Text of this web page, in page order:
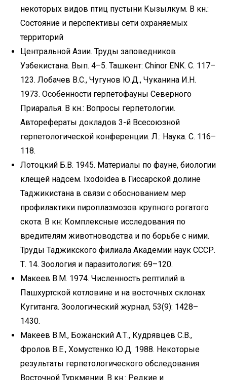
некоторых видов птиц пустыни Кызылкум. В кн.:
Состояние и перспективы сети охраняемых
территорий
Центральной Азии. Труды заповедников
Узбекистана. Вып. 4–5. Ташкент: Chinor ENK. С. 117–
123. Лобачев В.С., Чугунов Ю.Д., Чуканина И.Н.
1973. Особенности герпетофауны Северного
Приаралья. В кн.: Вопросы герпетологии.
Авторефераты докладов 3-й Всесоюзной
герпетологической конференции. Л.: Наука. С. 116–
118.
Лотоцкий Б.В. 1945. Материалы по фауне, биологии
клещей надсем. Iхоdoidea в Гиссарской долине
Таджикистана в связи с обоснованием мер
профилактики пироплазмозов крупного рогатого
скота. В кн: Комплексные исследования по
вредителям животноводства и по борьбе с ними.
Труды Таджикского филиала Академии наук СССР.
Т. 14. Зоология и паразитология: 69–120.
Макеев В.М. 1974. Численность рептилий в
Пашхуртской котловине и на восточных склонах
Кугитанга. Зоологический журнал, 53(9): 1428–
1430.
Макеев В.М., Божанский А.Т., Кудрявцев С.В.,
Фролов В.Е., Хомустенко Ю.Д. 1988. Некоторые
результаты герпетологического обследования
Восточной Туркмении. В кн.: Редкие и